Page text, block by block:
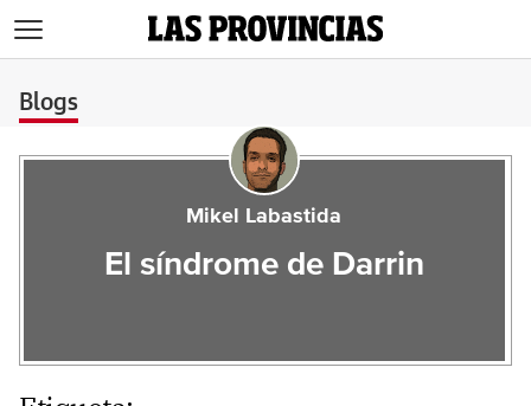
Blogs
Mikel Labastida
El síndrome de Darrin